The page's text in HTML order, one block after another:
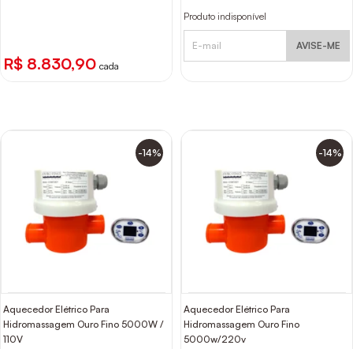
R$ 8.830,90 cada
Produto indisponível
AVISE-ME
-14%
Aquecedor Elétrico Para
Hidromassagem Ouro Fino 5000W /
110V
-14%
Aquecedor Elétrico Para
Hidromassagem Ouro Fino
5000w/220v